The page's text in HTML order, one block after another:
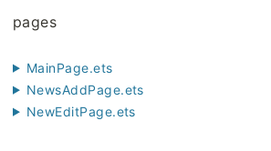
pages
MainPage.ets
NewsAddPage.ets
NewEditPage.ets